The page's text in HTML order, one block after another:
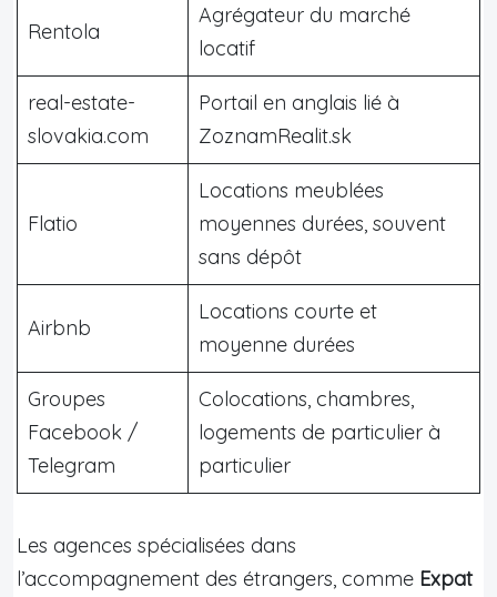
Rentola
Agrégateur du marché
locatif
real-estate-
slovakia.com
Portail en anglais lié à
ZoznamRealit.sk
Flatio
Locations meublées
moyennes durées, souvent
sans dépôt
Airbnb
Locations courte et
moyenne durées
Groupes
Facebook /
Telegram
Colocations, chambres,
logements de particulier à
particulier
Les agences spécialisées dans
l’accompagnement des étrangers, comme Expat